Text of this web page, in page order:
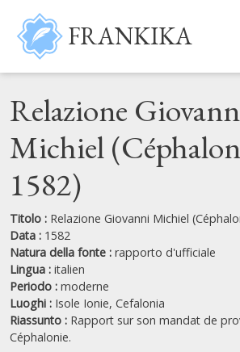
Salta al contenuto principale
FRANKIKA
Relazione
Michiel
1582)
Titolo : Relazione Giovanni Michiel
Data : 1582
Natura della fonte : rapporto d'ufficiale
Lingua : italien
Periodo : moderne
Luoghi : Isole Ionie, Cefalonia
Riassunto : Rapport sur son mandat de
Céphalonie.